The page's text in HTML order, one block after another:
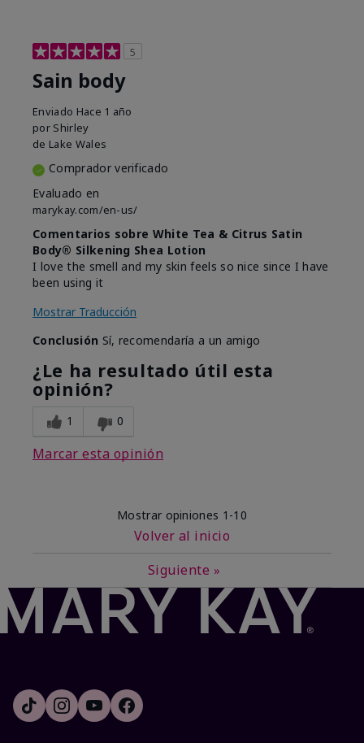
5
Sain body
Enviado Hace 1 año
por Shirley
de Lake Wales
Comprador verificado
Evaluado en
marykay.com/en-us/
Comentarios sobre White Tea & Citrus Satin
Body® Silkening Shea Lotion
I love the smell and my skin feels so nice since I have
been using it
Mostrar Traducción
Conclusión Sí, recomendaría a un amigo
¿Le ha resultado útil esta
opinión?
1 0
Marcar esta opinión
Mostrar opiniones 1-10
Volver al inicio
Siguiente »